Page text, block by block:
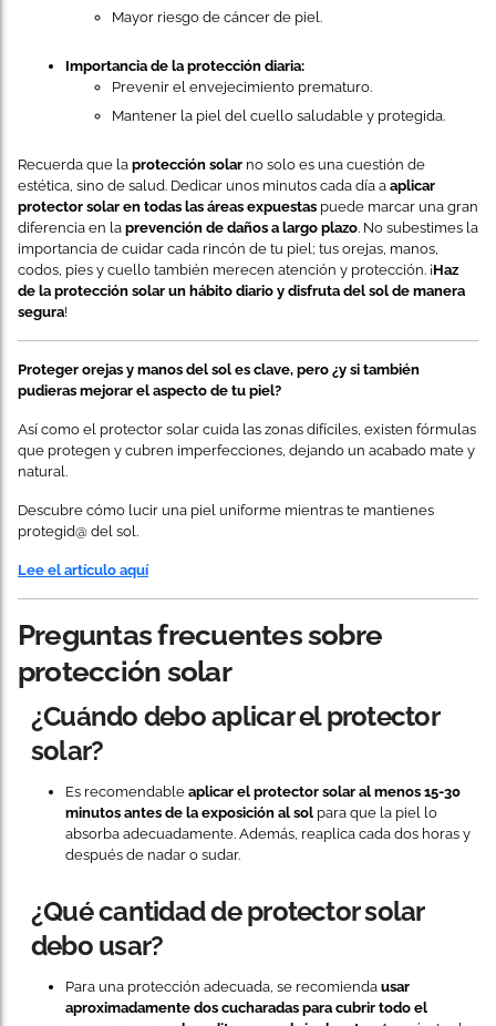
Mayor riesgo de cáncer de piel.
Importancia de la protección diaria:
Prevenir el envejecimiento prematuro.
Mantener la piel del cuello saludable y protegida.
Recuerda que la protección solar no solo es una cuestión de
estética, sino de salud. Dedicar unos minutos cada día a aplicar
protector solar en todas las áreas expuestas puede marcar una gran
diferencia en la prevención de daños a largo plazo. No subestimes la
importancia de cuidar cada rincón de tu piel; tus orejas, manos,
codos, pies y cuello también merecen atención y protección. ¡Haz
de la protección solar un hábito diario y disfruta del sol de manera
segura!
Proteger orejas y manos del sol es clave, pero ¿y si también
pudieras mejorar el aspecto de tu piel?
Así como el protector solar cuida las zonas difíciles, existen fórmulas
que protegen y cubren imperfecciones, dejando un acabado mate y
natural.
Descubre cómo lucir una piel uniforme mientras te mantienes
protegid@ del sol.
Lee el artículo aquí
Preguntas frecuentes sobre
protección solar
¿Cuándo debo aplicar el protector
solar?
Es recomendable aplicar el protector solar al menos 15-30
minutos antes de la exposición al sol para que la piel lo
absorba adecuadamente. Además, reaplica cada dos horas y
después de nadar o sudar.
¿Qué cantidad de protector solar
debo usar?
Para una protección adecuada, se recomienda usar
aproximadamente dos cucharadas para cubrir todo el